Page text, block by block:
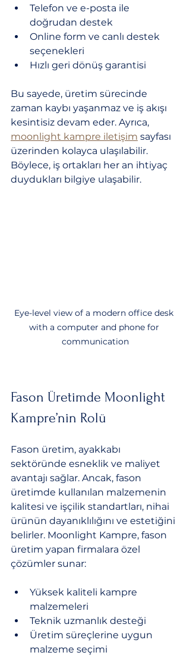
Telefon ve e-posta ile
doğrudan destek
Online form ve canlı destek
seçenekleri
Hızlı geri dönüş garantisi
Bu sayede, üretim sürecinde
zaman kaybı yaşanmaz ve iş akışı
kesintisiz devam eder. Ayrıca,
moonlight kampre iletişim sayfası
üzerinden kolayca ulaşılabilir.
Böylece, iş ortakları her an ihtiyaç
duydukları bilgiye ulaşabilir.
Eye-level view of a modern office desk
with a computer and phone for
communication
Fason Üretimde Moonlight
Kampre’nin Rolü
Fason üretim, ayakkabı
sektöründe esneklik ve maliyet
avantajı sağlar. Ancak, fason
üretimde kullanılan malzemenin
kalitesi ve işçilik standartları, nihai
ürünün dayanıklılığını ve estetiğini
belirler. Moonlight Kampre, fason
üretim yapan firmalara özel
çözümler sunar:
Yüksek kaliteli kampre
malzemeleri
Teknik uzmanlık desteği
Üretim süreçlerine uygun
malzeme seçimi